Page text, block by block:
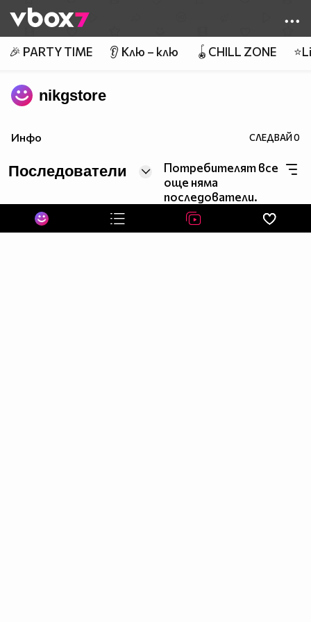
👾
🎉 PARTY TIME 👂 Клю – клю 🪀CHILL ZONE
nikgstore
Инфо СЛЕДВАЙ0
Последователи
Потребителят все
още няма
последователи.